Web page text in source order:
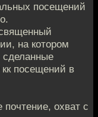
посещений
на котором
сделанные
посещений в
охват с